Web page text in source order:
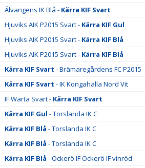
Älvängens IK Blå - Kärra KIF Svart
Hjuviks AIK P2015 Svart - Kärra KIF Gul
Hjuviks AIK P2015 Svart - Kärra KIF Blå
Hjuviks AIK P2015 Svart - Kärra KIF Blå
Kärra KIF Svart - Brämaregårdens FC P2015
Kärra KIF Svart - IK Kongahälla Nord Vit
IF Warta Svart - Kärra KIF Svart
Kärra KIF Gul - Torslanda IK C
Kärra KIF Blå - Torslanda IK C
Kärra KIF Blå - Torslanda IK C
Kärra KIF Blå - Öckerö IF Öckerö IF vinröd